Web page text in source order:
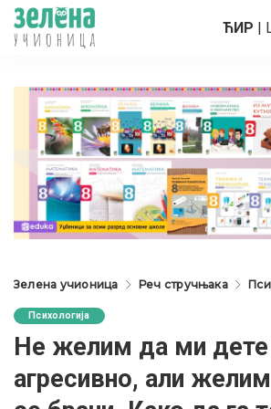
ЋИР |
Зелена учионица Реч стручњака
Психологија
Не желим да ми дете
агресивно, али